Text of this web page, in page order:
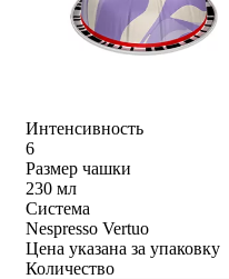
Интенсивность
6
Размер чашки
230 мл
Система
Nespresso Vertuo
Цена указана за упаковку
Количество